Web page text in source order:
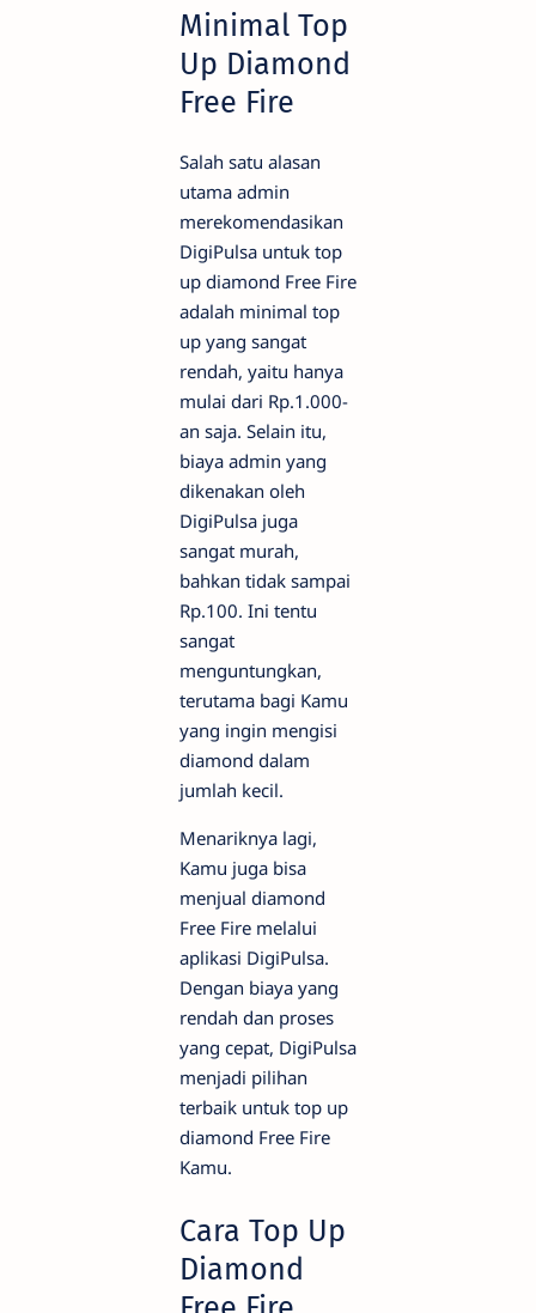
Minimal Top
Up Diamond
Free Fire
Salah satu alasan
utama admin
merekomendasikan
DigiPulsa untuk top
up diamond Free Fire
adalah minimal top
up yang sangat
rendah, yaitu hanya
mulai dari Rp.1.000-
an saja. Selain itu,
biaya admin yang
dikenakan oleh
DigiPulsa juga
sangat murah,
bahkan tidak sampai
Rp.100. Ini tentu
sangat
menguntungkan,
terutama bagi Kamu
yang ingin mengisi
diamond dalam
jumlah kecil.
Menariknya lagi,
Kamu juga bisa
menjual diamond
Free Fire melalui
aplikasi DigiPulsa.
Dengan biaya yang
rendah dan proses
yang cepat, DigiPulsa
menjadi pilihan
terbaik untuk top up
diamond Free Fire
Kamu.
Cara Top Up
Diamond